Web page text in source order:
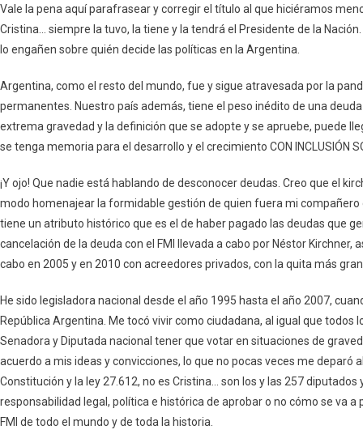
Vale la pena aquí parafrasear y corregir el título al que hiciéramos
Cristina… siempre la tuvo, la tiene y la tendrá el Presidente de la
lo engañen sobre quién decide las políticas en la Argentina.
Argentina, como el resto del mundo, fue y sigue atravesada por la
permanentes. Nuestro país además, tiene el peso inédito de una
extrema gravedad y la definición que se adopte y se apruebe, puede
se tenga memoria para el desarrollo y el crecimiento CON INCLUSIÓN
¡Y ojo! Que nadie está hablando de desconocer deudas. Creo que el
modo homenajear la formidable gestión de quien fuera mi
tiene un atributo histórico que es el de haber pagado las deudas que
cancelación de la deuda con el FMI llevada a cabo por Néstor
cabo en 2005 y en 2010 con acreedores privados, con la quita más
He sido legisladora nacional desde el año 1995 hasta el año 2007,
República Argentina. Me tocó vivir como ciudadana, al igual que
Senadora y Diputada nacional tener que votar en situaciones de
acuerdo a mis ideas y convicciones, lo que no pocas veces me deparó
Constitución y la ley 27.612, no es Cristina… son los y las 257
responsabilidad legal, política e histórica de aprobar o no cómo se va
FMI de todo el mundo y de toda la historia.